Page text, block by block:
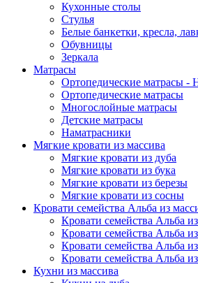
Кухонные столы
Стулья
Белые банкетки, кресла,
Обувницы
Зеркала
Матрасы
Ортопедические матрасы -
Ортопедические матрасы
Многослойные матрасы
Детские матрасы
Наматрасники
Мягкие кровати из массива
Мягкие кровати из дуба
Мягкие кровати из бука
Мягкие кровати из березы
Мягкие кровати из сосны
Кровати семейства Альба из
Кровати семейства Альба
Кровати семейства Альба
Кровати семейства Альба
Кровати семейства Альба
Кухни из массива